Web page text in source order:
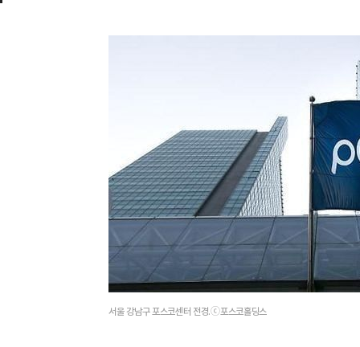
서울 강남구 포스코센터 전경.ⓒ포스코홀딩스